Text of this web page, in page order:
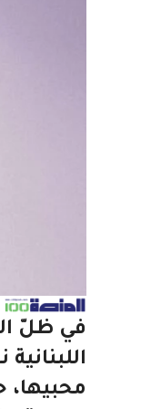
في ظلّ
محبيها،